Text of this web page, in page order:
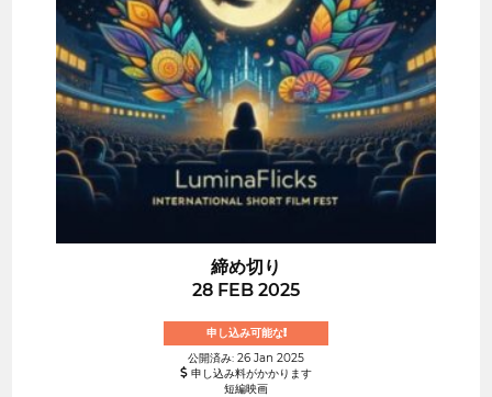
締め切り
28 FEB 2025
申し込み可能な!
公開済み: 26 Jan 2025
申し込み料がかかります
短編映画